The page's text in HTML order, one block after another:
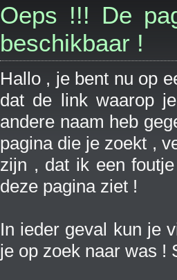
Oeps !!! De
beschikbaar !
Hallo , je bent nu op
dat de link waarop
andere naam heb
pagina die je zoekt ,
zijn , dat ik een
deze pagina ziet !
In ieder geval kun je
je op zoek naar was !